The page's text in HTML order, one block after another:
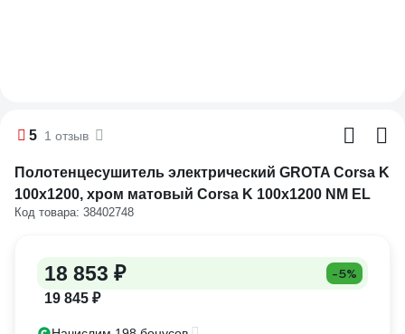
5 1 отзыв
Полотенцесушитель электрический GROTA Corsa K
100x1200, хром матовый Corsa K 100х1200 NM EL
Код товара: 38402748
18 853 ₽ -5%
19 845 ₽